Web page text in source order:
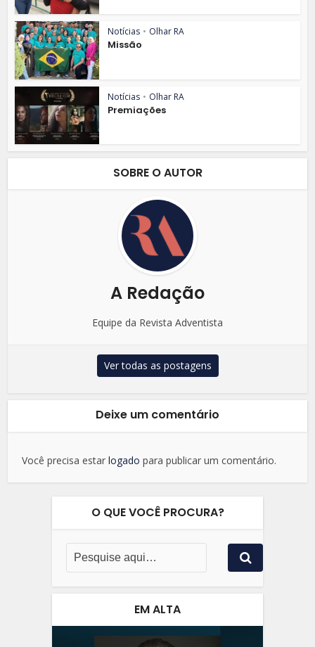
Notícias • Olhar RA
Missão
Notícias • Olhar RA
Premiações
SOBRE O AUTOR
A Redação
Equipe da Revista Adventista
Ver todas as postagens
Deixe um comentário
Você precisa estarlogado para publicar um comentário.
O QUE VOCÊ PROCURA?
EM ALTA